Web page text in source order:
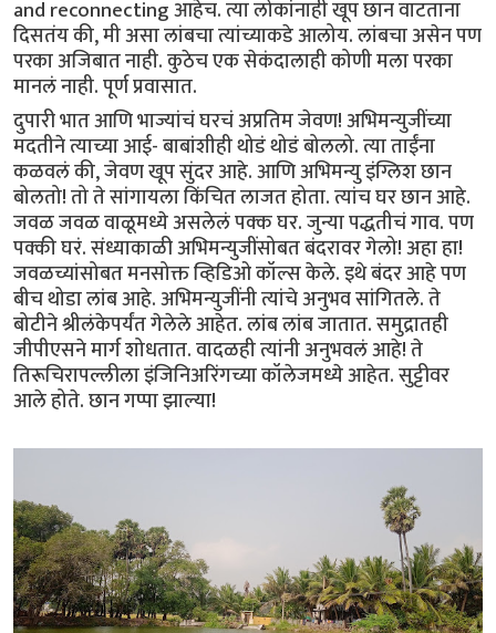
and reconnecting आहेच. त्या लोकांनाही खूप छान वाटताना
दिसतंय की, मी असा लांबचा त्यांच्याकडे आलोय. लांबचा असेन पण
परका अजिबात नाही. कुठेच एक सेकंदालाही कोणी मला परका
मानलं नाही. पूर्ण प्रवासात.
दुपारी भात आणि भाज्यांचं घरचं अप्रतिम जेवण! अभिमन्युजींच्या
मदतीने त्याच्या आई- बाबांशीही थोडं थोडं बोललो. त्या ताईंना
कळवलं की, जेवण खूप सुंदर आहे. आणि अभिमन्यु इंग्लिश छान
बोलतो! तो ते सांगायला किंचित लाजत होता. त्यांच घर छान आहे.
जवळ जवळ वाळूमध्ये असलेलं पक्क घर. जुन्या पद्धतीचं गाव. पण
पक्की घरं. संध्याकाळी अभिमन्युजींसोबत बंदरावर गेलो! अहा हा!
जवळच्यांसोबत मनसोक्त व्हिडिओ कॉल्स केले. इथे बंदर आहे पण
बीच थोडा लांब आहे. अभिमन्युजींनी त्यांचे अनुभव सांगितले. ते
बोटीने श्रीलंकेपर्यंत गेलेले आहेत. लांब लांब जातात. समुद्रातही
जीपीएसने मार्ग शोधतात. वादळही त्यांनी अनुभवलं आहे! ते
तिरूचिरापल्लीला इंजिनिअरिंगच्या कॉलेजमध्ये आहेत. सुट्टीवर
आले होते. छान गप्पा झाल्या!